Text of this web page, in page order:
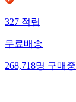
327 적립
무료배송
268,718명 구매중